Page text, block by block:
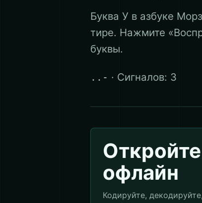
Буква У в азбуке
тире. Нажмите
буквы.
..- · Сигналов: 3
офлайн
Кодируйте,